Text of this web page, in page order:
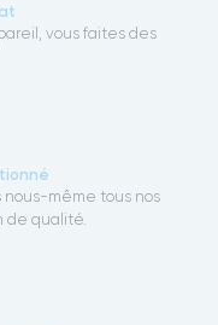
vous faites des
nous-même tous nos
de qualité.